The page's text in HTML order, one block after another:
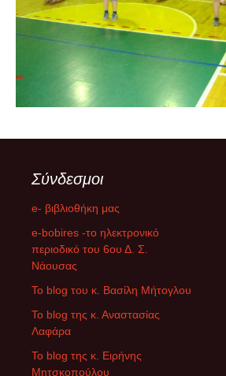
Σύνδεσμοι
e- βιβλιοθήκη μας
e-bobires -το ηλεκτρονικό
περιοδικό του 6ου Δ. Σ.
Νάουσας
To blog του κ. Βασίλη Μήτογλου
Το blog της κ. Αναστασίας
Λαφάρα
Το blog της κ. Ειρήνης
Μητσκοπούλου